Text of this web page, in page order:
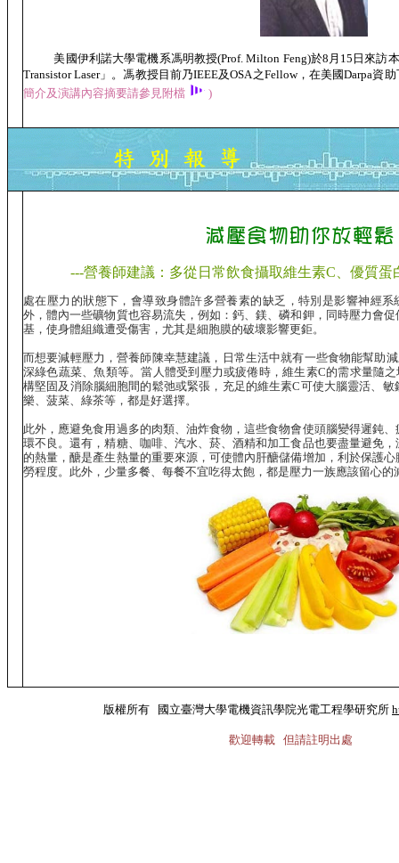
美國伊利諾大學電機系馮明教授(Prof. Milton Feng)於8 月 15 日來訪
Transistor Laser」。馮教授目前乃IEEE及OSA之Fellow，在美國Darpa資助
簡介及演講內容摘要請參見附檔
)
---營養師建議：多從日常飲食攝取維生素C、優質蛋
處在壓力的狀態下，會導致身體許多營養素的缺乏，特別是影響神經系
外，體內一些礦物質也容易流失，例如：鈣、鎂、磷和鉀，同時壓力會
基，使身體組織遭受傷害，尤其是細胞膜的破壞影響更鉅。
而想要減輕壓力，營養師陳幸慧建議，日常生活中就有一些食物能幫助
深綠色蔬菜、魚類等。當人體受到壓力或疲倦時，維生素C的需求量隨
構堅固及消除腦細胞間的鬆弛或緊張，充足的維生素C可使大腦靈活、
樂、菠菜、綠茶等，都是好選擇。
此外，應避免食用過多的肉類、油炸食物，這些食物會使頭腦變得遲鈍
環不良。還有，精糖、咖啡、汽水、菸、酒精和加工食品也要盡量避免
的熱量，醣是產生熱量的重要來源，可使體內肝醣儲備增加，利於保護
勞程度。此外，少量多餐、每餐不宜吃得太飽，都是壓力一族應該留心的
版權所有 國立臺灣大學電機資訊學院光電工程學研究所
歡迎轉載 但請註明出處